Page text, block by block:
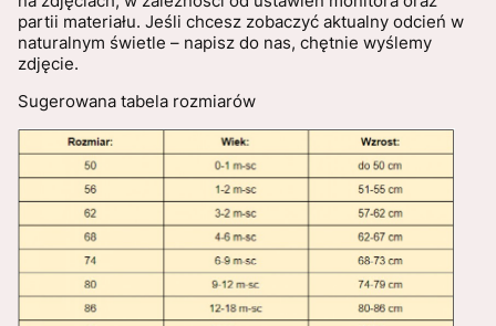
partii materiału. Jeśli chcesz zobaczyć aktualny odcień w
naturalnym świetle – napisz do nas, chętnie wyślemy
zdjęcie.
Sugerowana tabela rozmiarów